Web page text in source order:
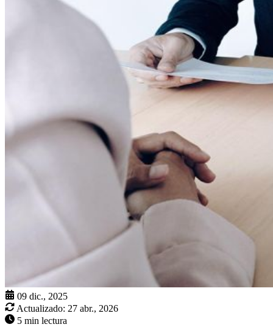
09 dic., 2025
Actualizado: 27 abr., 2026
5 min lectura